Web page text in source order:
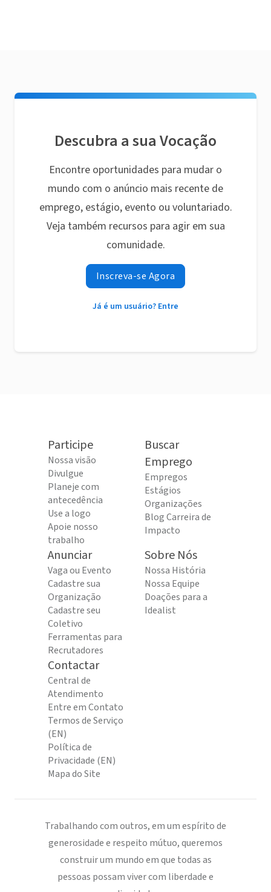
Descubra a sua Vocação
Encontre oportunidades para mudar o
mundo com o anúncio mais recente de
emprego, estágio, evento ou voluntariado.
Veja também recursos para agir em sua
comunidade.
Inscreva-se Agora
Já é um usuário? Entre
Participe
Nossa visão
Divulgue
Planeje com
antecedência
Use a logo
Apoie nosso
trabalho
Buscar
Emprego
Empregos
Estágios
Organizações
Blog Carreira de
Impacto
Anunciar
Vaga ou Evento
Cadastre sua
Organização
Cadastre seu
Coletivo
Ferramentas para
Recrutadores
Sobre Nós
Nossa História
Nossa Equipe
Doações para a
Idealist
Contactar
Central de
Atendimento
Entre em Contato
Termos de Serviço
(EN)
Política de
Privacidade (EN)
Mapa do Site
Trabalhando com outros, em um espírito de
generosidade e respeito mútuo, queremos
construir um mundo em que todas as
pessoas possam viver com liberdade e